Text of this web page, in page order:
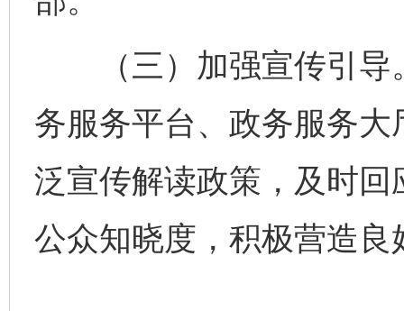
（三）加强宣传引导
务服务平台、政务服务
泛宣传解读政策，及时
公众知晓度，积极营造良